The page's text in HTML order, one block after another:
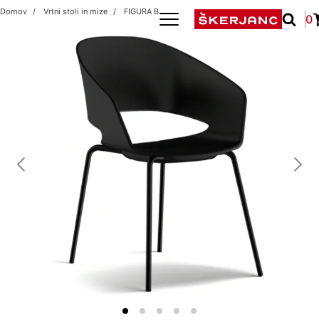
0
Domov Vrtni stoli in mize FIGURA BLACK/BLACK